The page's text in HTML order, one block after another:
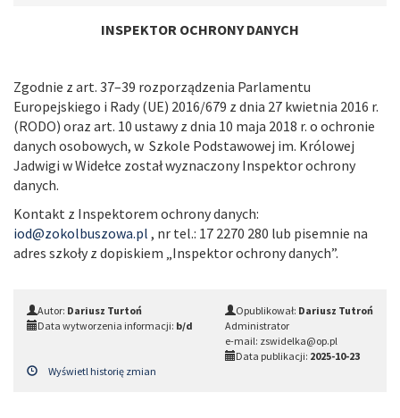
INSPEKTOR OCHRONY DANYCH
Zgodnie z art. 37–39 rozporządzenia Parlamentu
Europejskiego i Rady (UE) 2016/679 z dnia 27 kwietnia 2016 r.
(RODO) oraz art. 10 ustawy z dnia 10 maja 2018 r. o ochronie
danych osobowych, w Szkole Podstawowej im. Królowej
Jadwigi w Widełce został wyznaczony Inspektor ochrony
danych.
Kontakt z Inspektorem ochrony danych:
iod@zokolbuszowa.pl , nr tel.: 17 2270 280 lub pisemnie na
adres szkoły z dopiskiem „Inspektor ochrony danych”.
Autor: Dariusz Turtoń
Data wytworzenia informacji: b/d
Opublikował: Dariusz Tutroń
Administrator
e-mail: zswidelka@op.pl
Data publikacji: 2025-10-23
Wyświetl historię zmian